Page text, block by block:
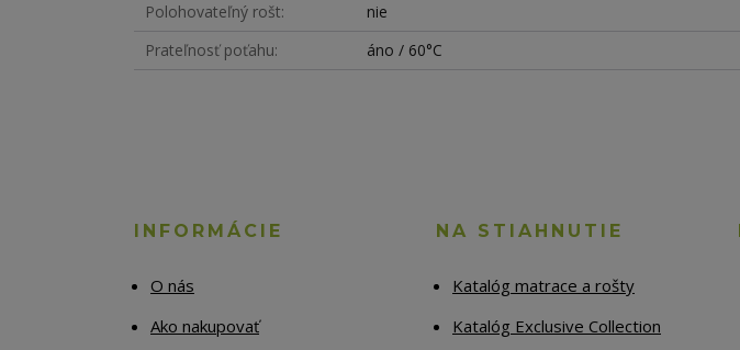
Polohovateľný rošt
nie
Prateľnosť poťahu
áno / 60°C
INFORMÁCIE
O nás
Ako nakupovať
NA STIAHNUTIE
Katalóg matrace a rošty
Katalóg Exclusive Collection